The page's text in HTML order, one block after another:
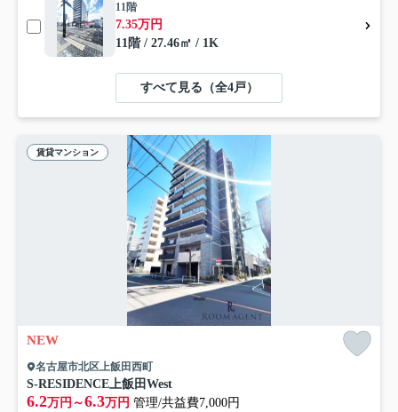
11階
7.35万円
11階 / 27.46㎡ / 1K
すべて見る（全4戸）
賃貸マンション
NEW
名古屋市北区上飯田西町
S-RESIDENCE上飯田West
6.2万円～6.3万円 管理/共益費7,000円